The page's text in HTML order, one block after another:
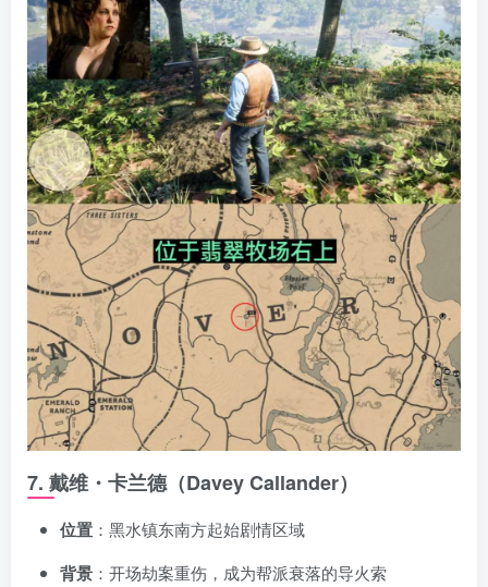
7. 戴维・卡兰德（Davey Callander）
位置 ：黑水镇东南方起始剧情区域
背景 ：开场劫案重伤，成为帮派衰落的导火索